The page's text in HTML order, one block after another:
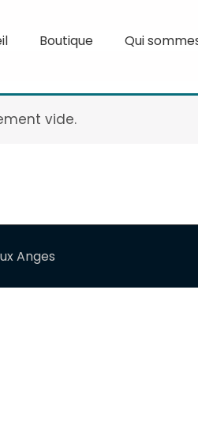
Boutique Qui
vide.
Anges